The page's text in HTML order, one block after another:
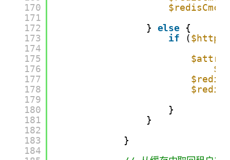
170
171
172
173
174
175
176
177
178
179
180
181
182
183
184
} else
{
if
(
}
}
}